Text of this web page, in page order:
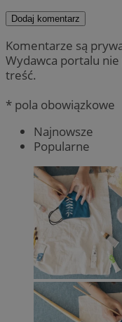
Dodaj komentarz
Komentarze są
Wydawca portalu
treść.
* pola obowiązkowe
Najnowsze
Popularne